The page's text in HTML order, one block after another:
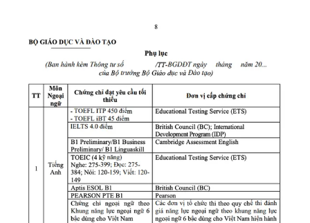
Podcast
Photo Infographic
Video Shorts video
VTV Money VTV Thể thao
VTV Sức khoẻ Bất động sản